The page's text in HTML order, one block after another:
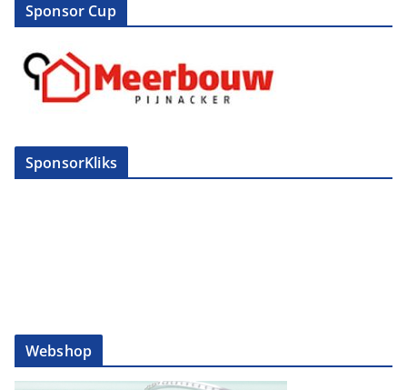
Sponsor Cup
SponsorKliks
Webshop